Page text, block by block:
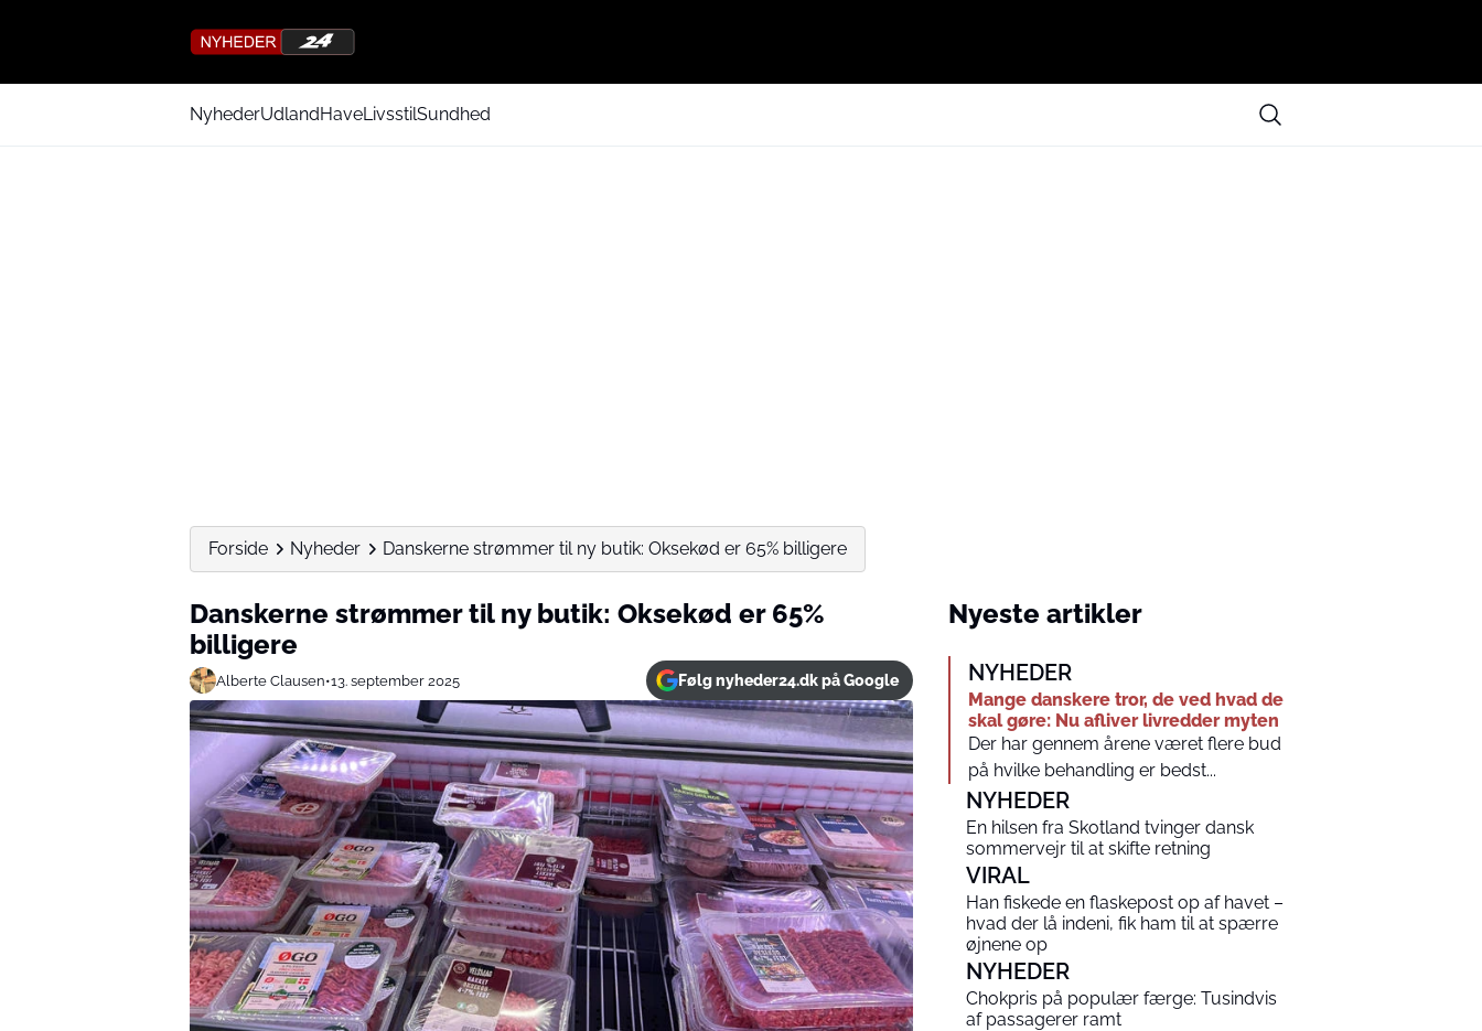
NyhederUdlandHaveLivsstilSundhed
Forside Nyheder Danskerne strømmer til ny butik: Oksekød er 65% billigere
Danskerne strømmer til ny butik: Oksekød er 65%
billigere
Alberte Clausen•13. september 2025 Følg nyheder24.dk på Google
Nyeste artikler
NYHEDER
Mange danskere tror, de ved hvad de
skal gøre: Nu afliver livredder myten
Der har gennem årene været flere bud
på hvilke behandling er bedst...
NYHEDER
En hilsen fra Skotland tvinger dansk
sommervejr til at skifte retning
VIRAL
Han fiskede en flaskepost op af havet –
hvad der lå indeni, fik ham til at spærre
øjnene op
NYHEDER
Chokpris på populær færge: Tusindvis
af passagerer ramt